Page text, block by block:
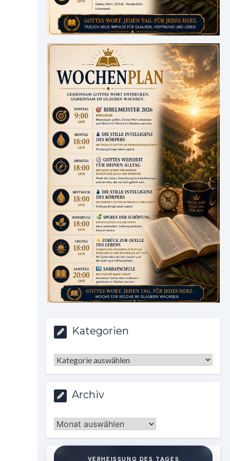
Kategorien
Kategorien
Archiv
Archiv
VERHEISSUNG DES TAGES